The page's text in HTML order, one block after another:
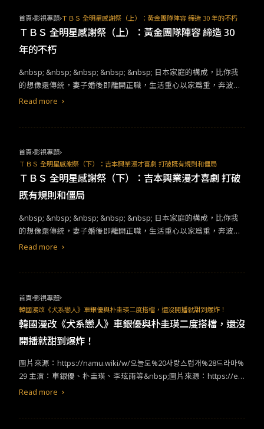
首頁 影視專題 ＴＢＳ 全明星感謝祭（上）​：黃金團隊陣容 締造 30 年的不朽
ＴＢＳ 全明星感謝祭（上）​：黃金團隊陣容 締造 30
年的不朽
​​​​&nbsp; &nbsp; &nbsp; &nbsp; &nbsp; 日本家庭的構成，比你我
的想像還傳統，妻子婚後即離開正職，生活重心以家爲重，奔波在
外的丈夫成為經濟來源的大黒柱（だいこくばしら，建物的主幹，
形象和分內角色之牢不可破，單打獨鬥的美式英雄形象從來不是​​社
會所​​鼓勵的風氣。​ ​​生活在北海道六年，潛移默化之下，筆者不自覺
內化​/​接納了前述種種規則。上週造訪友人家庭，共同收看日本特有
的電視劇種，直播競賽綜藝秀，文化比較不請自來，有了意識上的
開眼和領悟空間。​​​ＴＢＳ 全明星感謝祭：黃金團隊陣容 締造 ​30​ 年
的不朽​​​(翻攝：TBS 官方網站)​&nbsp;&nbsp; &nbsp; &nbsp; &nbs
p; &nbsp; 傳統電視的現場直播以體育賽事、新聞報導、真人實境
作品的同時，共同爭奪最後獎項。甫推出之際，便拿下破十的收視
率，並於 ​2006 ​年配合遙控器機制，邀請觀眾一起答題同樂。​
Read more
首頁 影視專題
ＴＢＳ 全明星感謝祭（下）​：吉本興業漫才喜劇 打破既有規則和僵局
ＴＢＳ 全明星感謝祭（下）​：吉本興業漫才喜劇 打破
既有規則和僵局
&nbsp; &nbsp; &nbsp; &nbsp; &nbsp; ​​日本家庭的構成，比你我
的想像還傳統，妻子婚後即離開正職，生活重心以家爲重，奔波在
外的丈夫成為經濟來源的大黒柱（だいこくばしら，建物的主幹，
個人形象和分內角色之牢不可破，委託服務之於手工實作的不盛
行，以及單打獨鬥的美式英雄形象從來不是鼓勵的社會風氣，也都
是表徵之一。​
Read more
首頁 影視專題
韓國漫改《犬系戀人》車銀優與朴圭瑛二度搭檔，還沒開播就甜到爆炸！
韓國漫改《犬系戀人》車銀優與朴圭瑛二度搭檔，還沒
開播就甜到爆炸！
​​圖片來源：​https://namu.wiki/w/오늘도%20사랑스럽개%28드라마%
29 ​​主演：車銀優、朴圭瑛、李玹雨等​&nbsp;​圖片來源：​https://en
ews.imbc.com/News/RetrieveNewsInfo/394173
Read more